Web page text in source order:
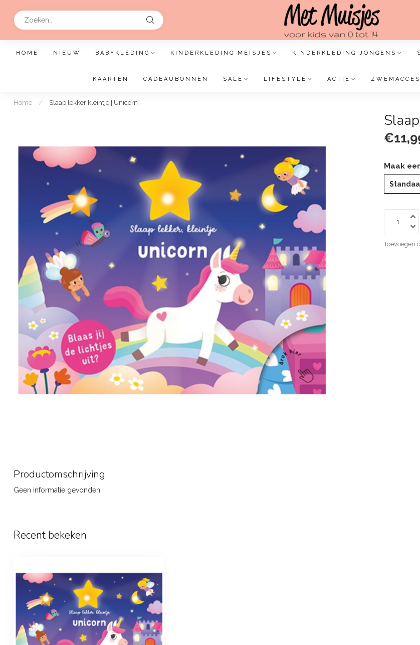
HOME NIEUW BABYKLEDING KINDERKLEDING MEISJES KINDERKLEDING JONGENS
KAARTEN CADEAUBONNEN SALE LIFESTYLE ACTIE
Home / Slaap lekker kleintje | Unicorn
Maak
Toevoegen
Productomschrijving
Geen informatie gevonden
Recent bekeken